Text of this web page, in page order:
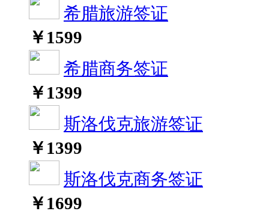
希腊旅游签证
￥1599
希腊商务签证
￥1399
斯洛伐克旅游签证
￥1399
斯洛伐克商务签证
￥1699